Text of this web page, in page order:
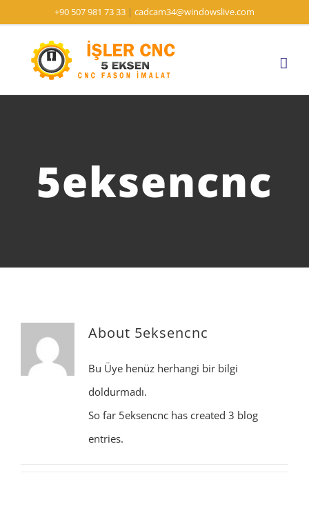
content
+90 507 981 73 33 | cadcam34@windowslive.com
5eksencnc
About 5eksencnc
Bu Üye henüz herhangi bir bilgi
doldurmadı.
So far 5eksencnc has created 3 blog
entries.